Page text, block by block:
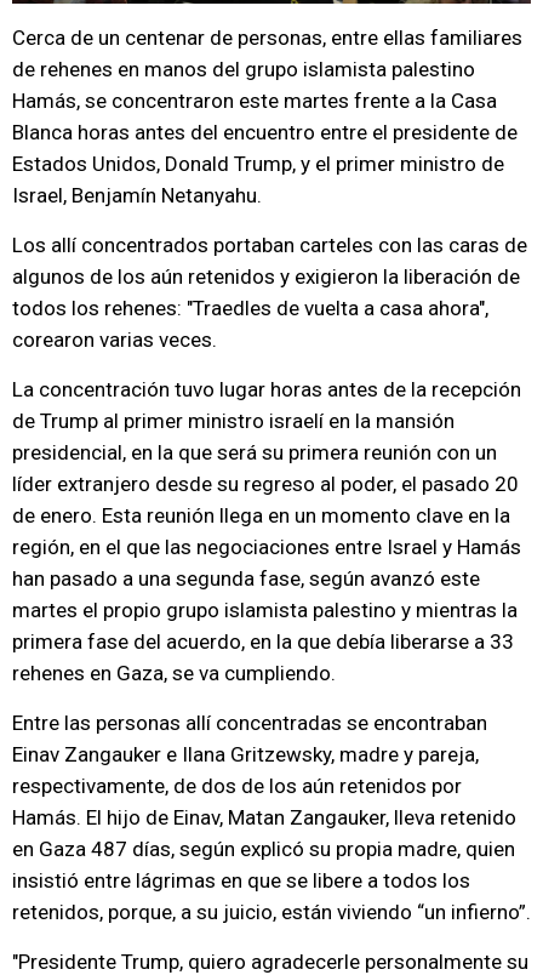
Cerca de un centenar de personas, entre ellas familiares
de rehenes en manos del grupo islamista palestino
Hamás, se concentraron este martes frente a la Casa
Blanca horas antes del encuentro entre el presidente de
Estados Unidos, Donald Trump, y el primer ministro de
Israel, Benjamín Netanyahu.
Los allí concentrados portaban carteles con las caras de
algunos de los aún retenidos y exigieron la liberación de
todos los rehenes: "Traedles de vuelta a casa ahora",
corearon varias veces.
La concentración tuvo lugar horas antes de la recepción
de Trump al primer ministro israelí en la mansión
presidencial, en la que será su primera reunión con un
líder extranjero desde su regreso al poder, el pasado 20
de enero. Esta reunión llega en un momento clave en la
región, en el que las negociaciones entre Israel y Hamás
han pasado a una segunda fase, según avanzó este
martes el propio grupo islamista palestino y mientras la
primera fase del acuerdo, en la que debía liberarse a 33
rehenes en Gaza, se va cumpliendo.
Entre las personas allí concentradas se encontraban
Einav Zangauker e Ilana Gritzewsky, madre y pareja,
respectivamente, de dos de los aún retenidos por
Hamás. El hijo de Einav, Matan Zangauker, lleva retenido
en Gaza 487 días, según explicó su propia madre, quien
insistió entre lágrimas en que se libere a todos los
retenidos, porque, a su juicio, están viviendo “un infierno”.
"Presidente Trump, quiero agradecerle personalmente su